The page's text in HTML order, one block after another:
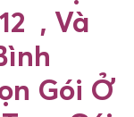
, Và
Gói Ở